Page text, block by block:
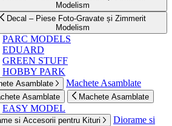
Modelism
Decal – Piese Foto-Gravate și Zimmerit
Modelism
PARC MODELS
EDUARD
GREEN STUFF
HOBBY PARK
Asamblate Machete Asamblate
Asamblate Machete Asamblate
EASY MODEL
si Accesorii pentru Kituri
Diorame si